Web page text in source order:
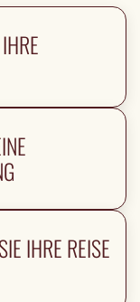
IHRE REISE